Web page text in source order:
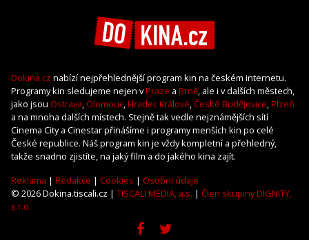
Dokina.cz nabízí nejpřehlednější program kin na českém internetu.
Programy kin sledujeme nejen vPraze a Brně, ale i v dalších městech,
jako jsou Ostrava, Olomouc,Hradec Králové,České Budějovice,Plzeň
a na mnoha dalších místech. Stejně tak vedle nejznámějších sítí
Cinema City a Cinestar přinášíme i programy menších kin po celé
České republice. Náš program kin je vždy kompletní a přehledný,
takže snadno zjistíte, na jaký film a do jakého kina zajít.
Reklama | Redakce | Cookies | Osobní údaje
© 2026 Dokina.tiscali.cz | TISCALI MEDIA, a.s. | Člen skupiny DIGNITY,
s.r.o.